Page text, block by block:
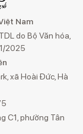
Nam
do Bộ Văn hóa,
2025
xã Hoài Đức, Hà
C1, phường Tân